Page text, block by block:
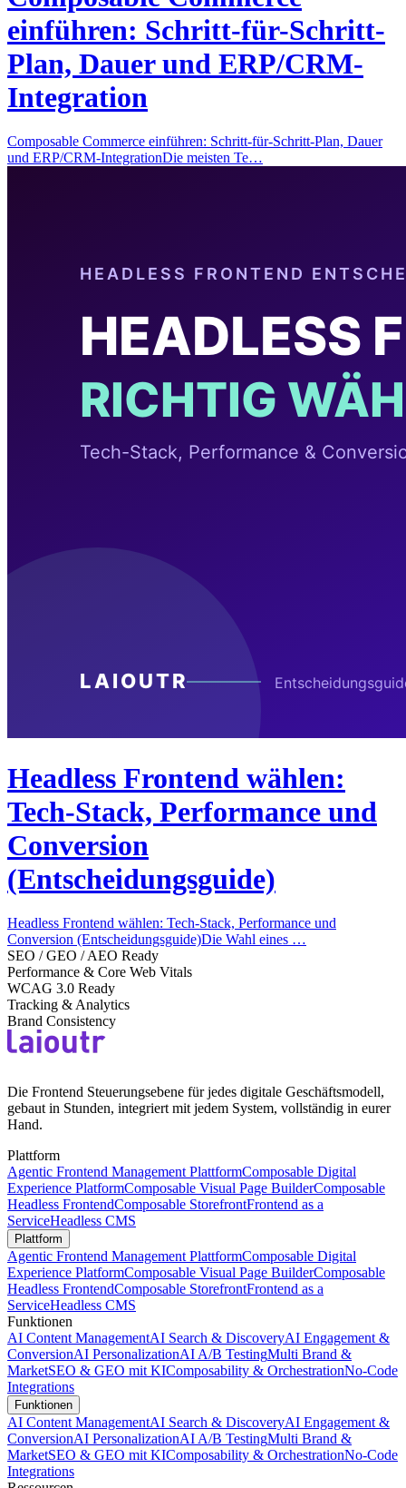
einführen: Schritt-für-Schritt-
Plan, Dauer und ERP/CRM-
Integration
Composable Commerce einführen: Schritt-für-Schritt-Plan, Dauer
und ERP/CRM-IntegrationDie meisten Te…
Headless Frontend wählen:
Tech-Stack, Performance und
Conversion
(Entscheidungsguide)
Headless Frontend wählen: Tech-Stack, Performance und
Conversion (Entscheidungsguide)Die Wahl eines …
SEO / GEO / AEO Ready
Performance & Core Web Vitals
WCAG 3.0 Ready
Tracking & Analytics
Brand Consistency
Die Frontend Steuerungsebene für jedes digitale Geschäftsmodell,
gebaut in Stunden, integriert mit jedem System, vollständig in eurer
Hand.
Plattform
Agentic Frontend Management PlattformComposable Digital
Experience PlatformComposable Visual Page BuilderComposable
Headless FrontendComposable StorefrontFrontend as a
ServiceHeadless CMS
Plattform
Agentic Frontend Management PlattformComposable Digital
Experience PlatformComposable Visual Page BuilderComposable
Headless FrontendComposable StorefrontFrontend as a
ServiceHeadless CMS
Funktionen
AI Content ManagementAI Search & DiscoveryAI Engagement &
ConversionAI PersonalizationAI A/B TestingMulti Brand &
MarketSEO & GEO mit KIComposability & OrchestrationNo-Code
Integrations
Funktionen
AI Content ManagementAI Search & DiscoveryAI Engagement &
ConversionAI PersonalizationAI A/B TestingMulti Brand &
MarketSEO & GEO mit KIComposability & OrchestrationNo-Code
Integrations